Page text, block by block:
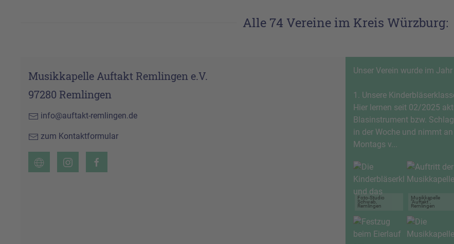
Alle 74 Vereine im Kreis Würzburg:
Musikkapelle Auftakt Remlingen e.V.
97280 Remlingen
info@auftakt-remlingen.de
zum Kontaktformular
Unser Verein wurde im
1. Unsere
Hier lernen seit 02/2025
Blasinstrument bzw.
in der Woche und nimmt
Montags v...
Foto-Studio
Schwab,
Remlingen
Musikkapelle
"Auftakt",
Remlingen